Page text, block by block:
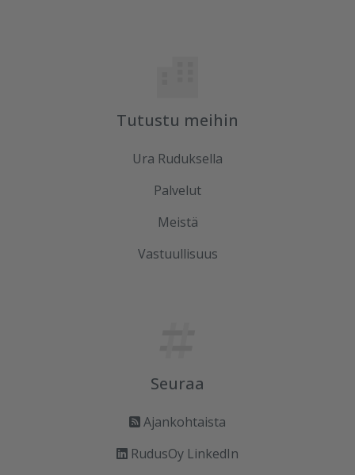
Tutustu meihin
Ura Ruduksella
Palvelut
Meistä
Vastuullisuus
Seuraa
Ajankohtaista
RudusOy LinkedIn